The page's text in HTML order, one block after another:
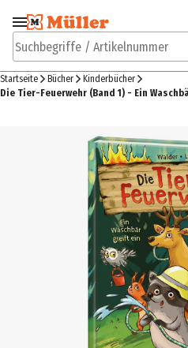
Zur Navigation
springen
Suchbegriffe / Artikelnummer
Startseite Bücher
Kinderbücher
Die Tier-Feuerwehr (Band 1) - Ein